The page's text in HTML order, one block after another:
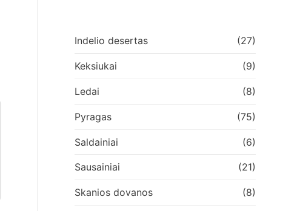
Indelio desertas (27)
Keksiukai (9)
Ledai (8)
Pyragas (75)
Saldainiai (6)
Sausainiai (21)
Skanios dovanos (8)